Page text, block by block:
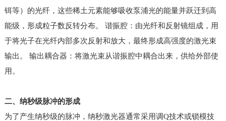
铒等）的光纤，这些稀土元素能够吸收泵浦光的能量并跃迁到高
能级，形成粒子数反转分布。 谐振腔：由光纤和反射镜组成，用
于将光子在光纤内部多次反射和放大，最终形成高强度的激光束
输出。 输出耦合器：将激光束从谐振腔中耦合出来，供给外部使
用。
二、纳秒级脉冲的形成
为了产生纳秒级的脉冲，纳秒激光器通常采用调Q技术或锁模技